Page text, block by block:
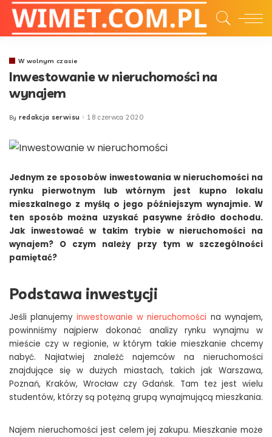
W wolnym czasie
Inwestowanie w nieruchomości na
wynajem
Posted
By redakcja serwisu 18 czerwca 2020
Jednym ze sposobów inwestowania w nieruchomości na
rynku pierwotnym lub wtórnym jest kupno lokalu
mieszkalnego z myślą o jego późniejszym wynajmie. W
ten sposób można uzyskać pasywne źródło dochodu.
Jak inwestować w takim trybie w nieruchomości na
wynajem? O czym należy przy tym w szczególności
pamiętać?
Podstawa inwestycji
Jeśli planujemy inwestowanie w nieruchomości na wynajem,
powinniśmy najpierw dokonać analizy rynku wynajmu w
mieście czy w regionie, w którym takie mieszkanie chcemy
nabyć. Najłatwiej znaleźć najemców na nieruchomości
znajdujące się w dużych miastach, takich jak Warszawa,
Poznań, Kraków, Wrocław czy Gdańsk. Tam też jest wielu
studentów, którzy są potężną grupą wynajmującą mieszkania.
Najem nieruchomości jest celem jej zakupu. Mieszkanie może